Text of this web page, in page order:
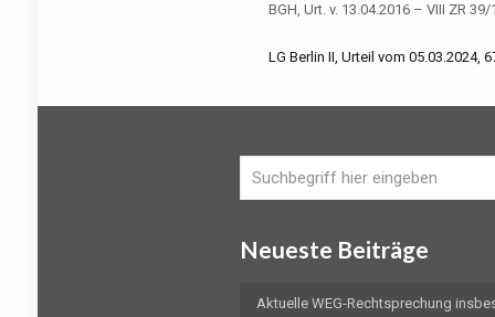
BGH, Urt. v. 13.04.2016 – VIII ZR
LG Berlin II, Urteil vom 05.03.2024,
Neueste Beiträge
Aktuelle WEG-Rechtsprechung